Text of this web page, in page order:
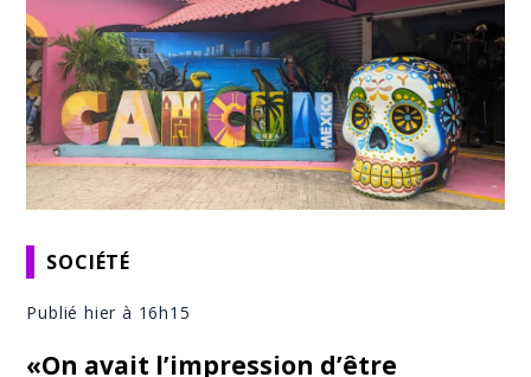
SOCIÉTÉ
Publié hier à 16h15
«On avait l’impression d’être